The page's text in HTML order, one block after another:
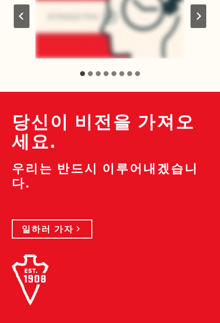
당신이 비전을 가져오
세요.
우리는 반드시 이루어내겠습니
다.
일하러 가자